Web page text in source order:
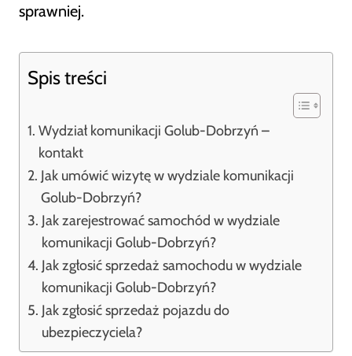
sprawniej.
Spis treści
Wydział komunikacji Golub-Dobrzyń –
kontakt
Jak umówić wizytę w wydziale komunikacji
Golub-Dobrzyń?
Jak zarejestrować samochód w wydziale
komunikacji Golub-Dobrzyń?
Jak zgłosić sprzedaż samochodu w wydziale
komunikacji Golub-Dobrzyń?
Jak zgłosić sprzedaż pojazdu do
ubezpieczyciela?